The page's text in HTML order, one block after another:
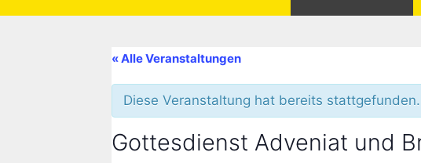
« Alle Veranstaltungen
Diese Veranstaltung hat bereits stattgefunden.
Gottesdienst Adveniat und